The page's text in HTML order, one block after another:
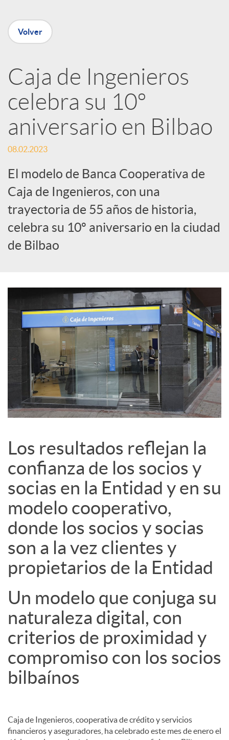
n
e
d
e
s
S
o
c
i
a
l
e
s
Volver
Caja de Ingenieros
celebra su 10º
aniversario en Bilbao
08.02.2023
El modelo de Banca Cooperativa de
Caja de Ingenieros, con una
trayectoria de 55 años de historia,
celebra su 10º aniversario en la ciudad
de Bilbao
Los resultados reflejan la
confianza de los socios y
socias en la Entidad y en su
modelo cooperativo,
donde los socios y socias
son a la vez clientes y
propietarios de la Entidad
Un modelo que conjuga su
naturaleza digital, con
criterios de proximidad y
compromiso con los socios
bilbaínos
Caja de Ingenieros, cooperativa de crédito y servicios
financieros y aseguradores, ha celebrado este mes de enero el